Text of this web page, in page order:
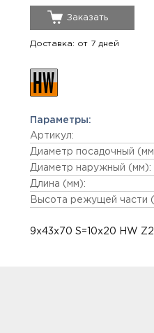
Заказать
Доставка: от 7 дней
Параметры:
Артикул:
Диаметр посадочный
Диаметр наружный (мм):
Длина (мм):
Высота режущей части
9x43x70 S=10x20 HW